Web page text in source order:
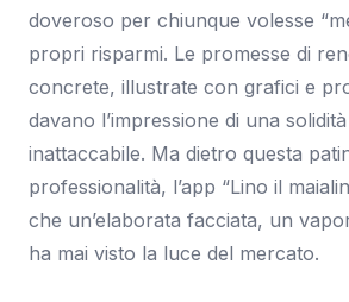
doveroso per chiunque volesse
propri risparmi. Le promesse di
concrete, illustrate con grafici e
davano l’impressione di una
inattaccabile. Ma dietro questa
professionalità, l’app “Lino il
che un’elaborata facciata, un
ha mai visto la luce del mercato.